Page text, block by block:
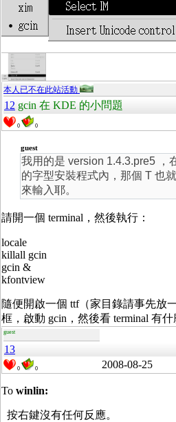
本人已不在此站活動
12 gcin 在 KDE 的小問題
0 0
guest
我用的是 version 1.4.3.pre5 ，
的字型安裝程式內，那個 T 也
來輸入耶。
請開一個 terminal，然後執行：
locale
killall gcin
gcin &
kfontview
隨便開啟一個 ttf（家目錄請事先放
框，啟動 gcin，然後看 terminal 有什
guest
13
0 0 2008-08-25
To winlin:
按右鍵沒有任何反應。